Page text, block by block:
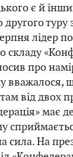
є й
туру
лідер
складу
про
вважалося,
від двох
має
сила. На